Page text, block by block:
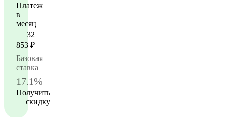
Платеж
в
месяц
32
853 ₽
Базовая
ставка
17.1%
Получить
скидку